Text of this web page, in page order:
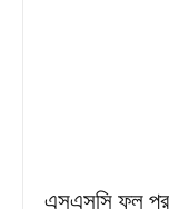
এসএসসি ফল